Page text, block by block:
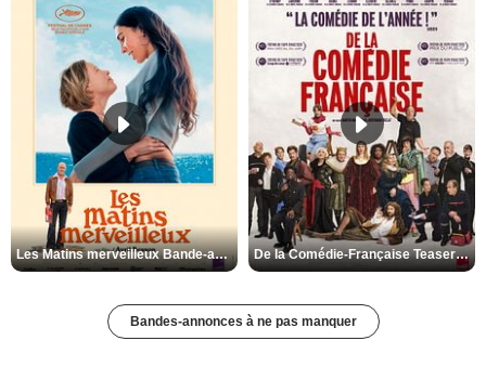
Les Matins merveilleux Bande-annonce VF De la Comédie-Française Teaser VF
Bandes-annonces à ne pas manquer